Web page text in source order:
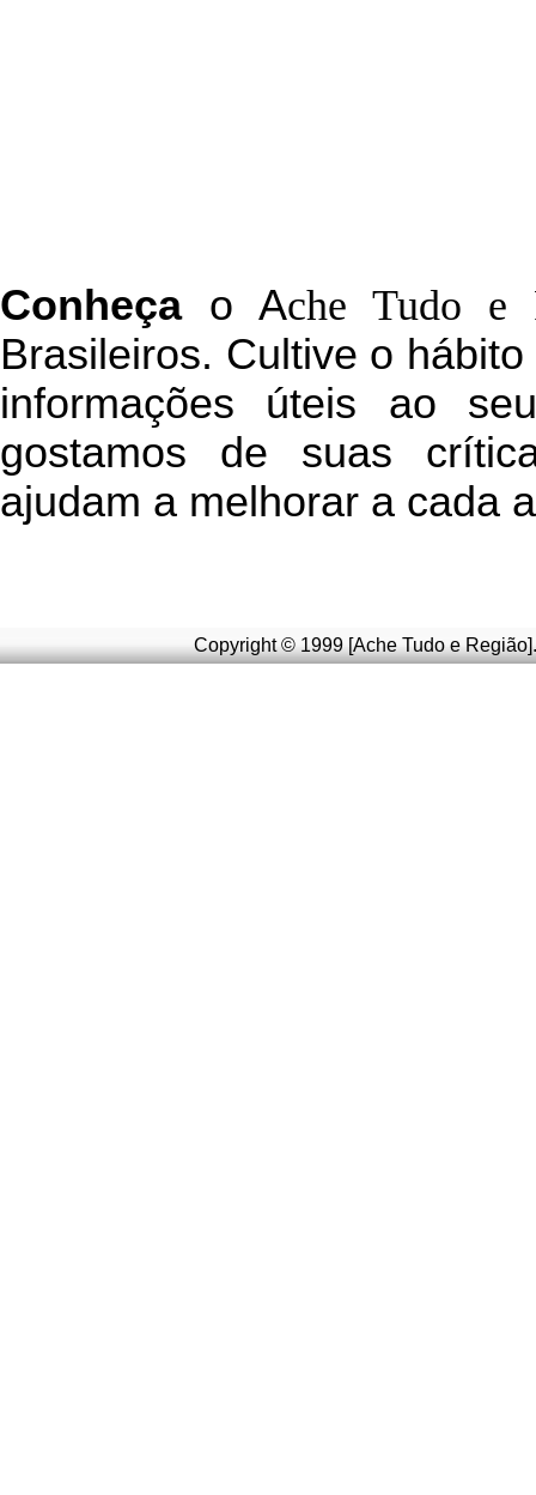
Conheçao Ache Tudo e
Brasileiros. Cultive o
informações úteis ao
gostamos de suas
ajudam a melhorar a cada
Copyright © 1999 [Ache Tudo e